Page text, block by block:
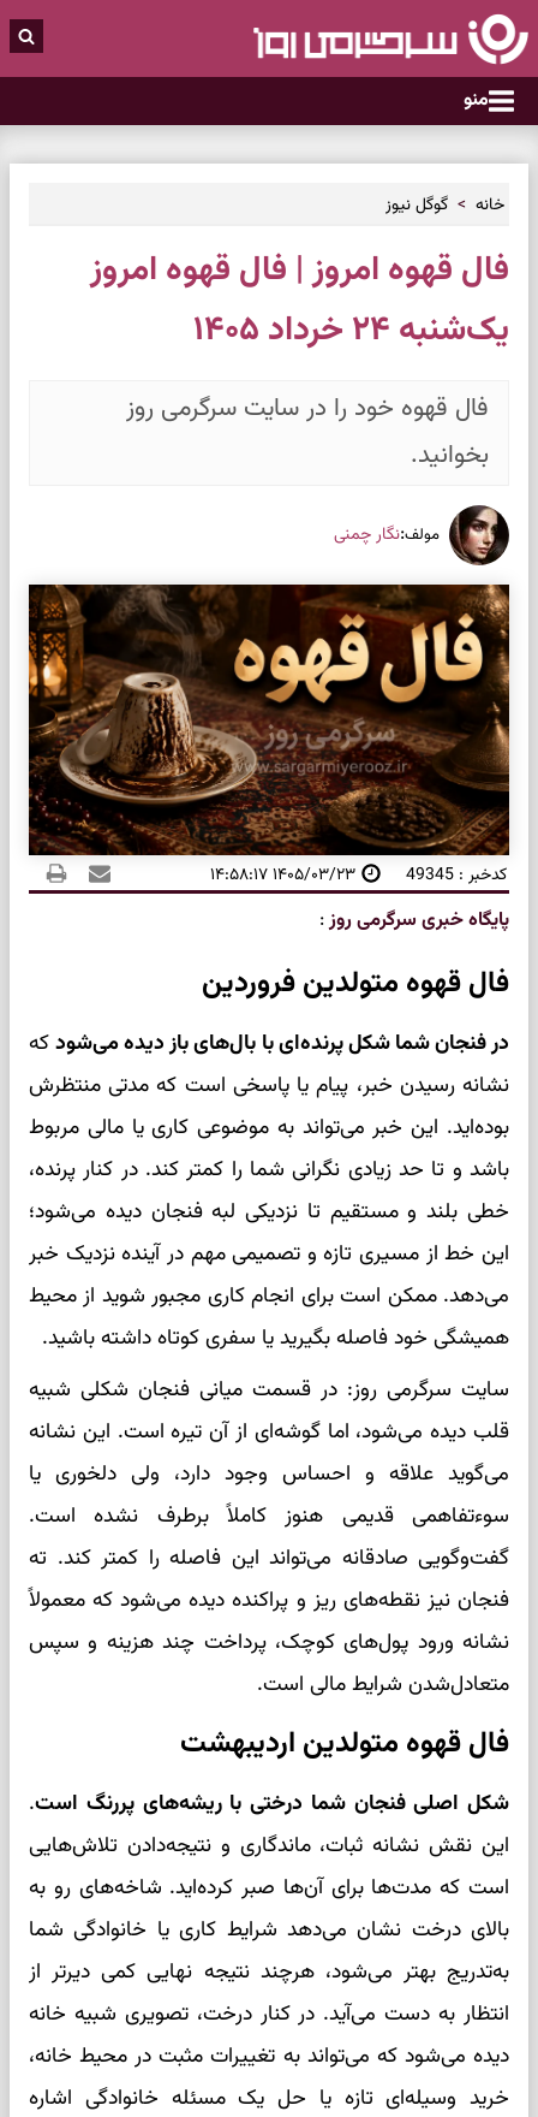
منو
خانه گوگل نیوز
فال قهوه امروز | فال قهوه امروز
یک‌شنبه ۲۴ خرداد ۱۴۰۵
فال قهوه خود را در سایت سرگرمی روز
بخوانید.
مولف:نگار چمنی
کدخبر : 49345 ۱۴۰۵/۰۳/۲۳ ۱۴:۵۸:۱۷
پایگاه خبری سرگرمی روز:
فال قهوه متولدین فروردین
در فنجان شما شکل پرنده‌ای با بال‌های باز دیده می‌شودکه
نشانه رسیدن خبر، پیام یا پاسخی است که مدتی منتظرش
بوده‌اید. این خبر می‌تواند به موضوعی کاری یا مالی مربوط
باشد و تا حد زیادی نگرانی شما را کمتر کند. در کنار پرنده،
خطی بلند و مستقیم تا نزدیکی لبه فنجان دیده می‌شود؛
این خط از مسیری تازه و تصمیمی مهم در آینده نزدیک خبر
می‌دهد. ممکن است برای انجام کاری مجبور شوید از محیط
همیشگی خود فاصله بگیرید یا سفری کوتاه داشته باشید.
سایت سرگرمی روز: در قسمت میانی فنجان شکلی شبیه
قلب دیده می‌شود، اما گوشه‌ای از آن تیره است. این نشانه
می‌گوید علاقه و احساس وجود دارد، ولی دلخوری یا
سوءتفاهمی قدیمی هنوز کاملاً برطرف نشده است.
گفت‌وگویی صادقانه می‌تواند این فاصله را کمتر کند. ته
فنجان نیز نقطه‌های ریز و پراکنده دیده می‌شود که معمولاً
نشانه ورود پول‌های کوچک، پرداخت چند هزینه و سپس
متعادل‌شدن شرایط مالی است.
فال قهوه متولدین اردیبهشت
شکل اصلی فنجان شما درختی با ریشه‌های پررنگ است.
این نقش نشانه ثبات، ماندگاری و نتیجه‌دادن تلاش‌هایی
است که مدت‌ها برای آن‌ها صبر کرده‌اید. شاخه‌های رو به
بالای درخت نشان می‌دهد شرایط کاری یا خانوادگی شما
به‌تدریج بهتر می‌شود، هرچند نتیجه نهایی کمی دیرتر از
انتظار به دست می‌آید. در کنار درخت، تصویری شبیه خانه
دیده می‌شود که می‌تواند به تغییرات مثبت در محیط خانه،
خرید وسیله‌ای تازه یا حل یک مسئله خانوادگی اشاره